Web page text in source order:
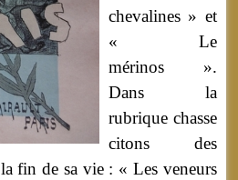
chevalines » et
« Le
mérinos ».
Dans la
rubrique chasse
citons des
fin de sa vie : « Les veneurs